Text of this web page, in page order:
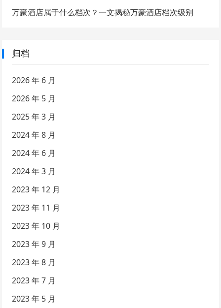
万豪酒店属于什么档次？一文揭秘万豪酒店档次级别
归档
2026 年 6 月
2026 年 5 月
2025 年 3 月
2024 年 8 月
2024 年 6 月
2024 年 3 月
2023 年 12 月
2023 年 11 月
2023 年 10 月
2023 年 9 月
2023 年 8 月
2023 年 7 月
2023 年 5 月